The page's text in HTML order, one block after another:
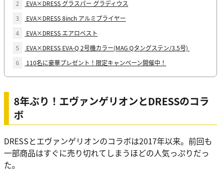
2
EVA×DRESS グラスパー グラディウス
3
EVA×DRESS 8inch アルミプライヤー
4
EVA×DRESS エアロベスト
5
EVA×DRESS EVA-Q 2号機カラー(MAG Qタングステン/3.5号)
6
110名に豪華プレゼント！限定キャンペーン開催中！
8年ぶり！エヴァンゲリオンとDRESSのコラ
ボ
DRESSとエヴァンゲリオンのコラボは2017年以来。前回も
一部商品はすぐに売り切れてしまうほどの人気っぷりだっ
た。